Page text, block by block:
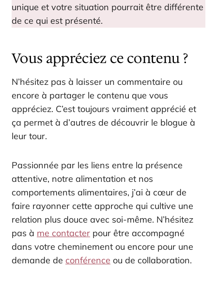
unique et votre situation pourrait être différente
de ce qui est présenté.
Vous appréciez ce contenu ?
N’hésitez pas à laisser un commentaire ou
encore à partager le contenu que vous
appréciez. C’est toujours vraiment apprécié et
ça permet à d’autres de découvrir le blogue à
leur tour.
Passionnée par les liens entre la présence
attentive, notre alimentation et nos
comportements alimentaires, j’ai à cœur de
faire rayonner cette approche qui cultive une
relation plus douce avec soi-même. N’hésitez
pas à me contacter pour être accompagné
dans votre cheminement ou encore pour une
demande de conférence ou de collaboration.